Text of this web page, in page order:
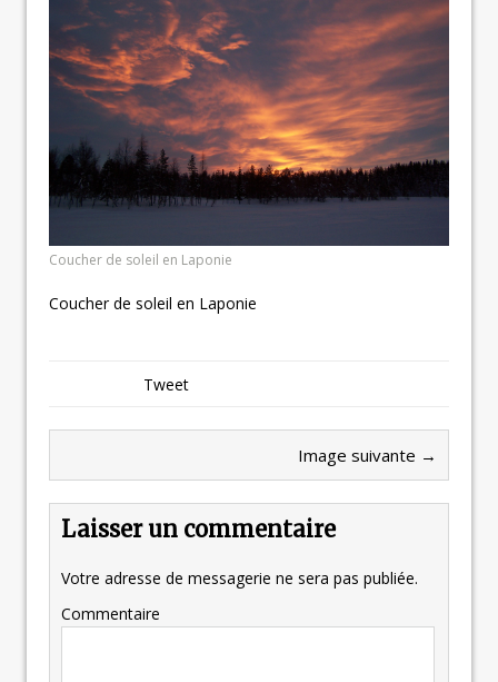
Coucher de soleil en Laponie
Coucher de soleil en Laponie
Tweet
Image suivante →
Laisser un commentaire
Votre adresse de messagerie ne sera pas publiée.
Commentaire